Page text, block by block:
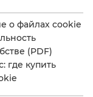
о файлах cookie
(PDF)
где купить